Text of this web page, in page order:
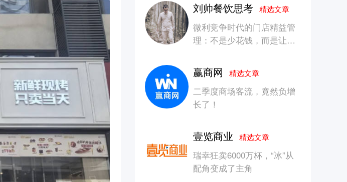
刘帅餐饮思考精选文章
微利竞争时代的门店精益管
理：不是少花钱，而是让每
赢商网精选文章
二季度商场客流，竟然负增
长了！
壹览商业精选文章
瑞幸狂卖6000万杯，“冰”从
配角变成了主角